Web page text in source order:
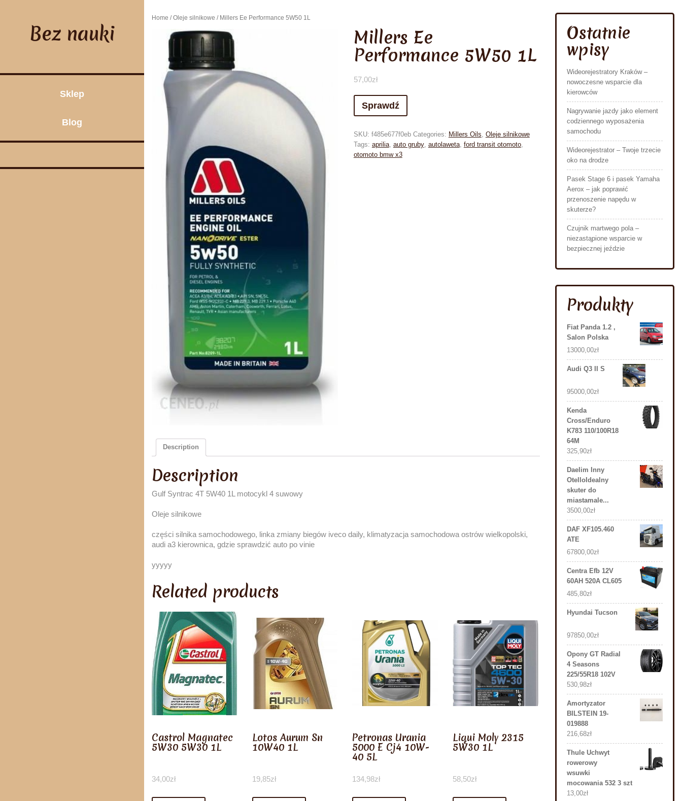
Bez nauki
Sklep
Blog
Home /Oleje silnikowe / Millers Ee Performance 5W50 1L
Millers Ee
Performance 5W50 1L
57,00zł
Sprawdź
SKU: f485e677f0eb Categories: Millers Oils Oleje silnikowe
Tags: aprilia, auto gruby, autolaweta, ford transit otomoto,
otomoto bmw x3
Description
Description
Gulf Syntrac 4T 5W40 1L motocykl 4 suwowy
Oleje silnikowe
części silnika samochodowego, linka zmiany biegów iveco daily, klimatyzacja samochodowa ostrów wielkopolski,
audi a3 kierownica, gdzie sprawdzić auto po vinie
yyyyy
Related products
Castrol Magnatec
5W30 5W30 1L
34,00zł
Lotos Aurum Sn
10W40 1L
19,85zł
Petronas Urania
5000 E Cj4 10W-
40 5L
134,98zł
Liqui Moly 2315
5W30 1L
58,50zł
Ostatnie
wpisy
Wideorejestratory Kraków –
nowoczesne wsparcie dla
kierowców
Nagrywanie jazdy jako element
codziennego wyposażenia
samochodu
Wideorejestrator – Twoje trzecie
oko na drodze
Pasek Stage 6 i pasek Yamaha
Aerox – jak poprawić
przenoszenie napędu w
skuterze?
Czujnik martwego pola –
niezastąpione wsparcie w
bezpiecznej jeździe
Produkty
Fiat Panda 1.2 ,
Salon Polska
13000,00zł
Audi Q3 II S
95000,00zł
Kenda
Cross/Enduro
K783 110/100R18
64M
325,90zł
Daelim Inny
OtelloIdealny
skuter do
miastamale...
3500,00zł
DAF XF105.460
ATE
67800,00zł
Centra Efb 12V
60AH 520A CL605
485,80zł
Hyundai Tucson
97850,00zł
Opony GT Radial
4 Seasons
225/55R18 102V
530,98zł
Amortyzator
BILSTEIN 19-
019888
216,68zł
Thule Uchwyt
rowerowy
wsuwki
mocowania 532 3 szt
13,00zł